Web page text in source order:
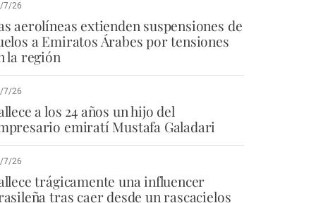
7/26
aerolíneas extienden suspensiones de
a Emiratos Árabes por tensiones
la región
7/26
a los 24 años un hijo del
emiratí Mustafa Galadari
7/26
trágicamente una influencer
tras caer desde un rascacielos